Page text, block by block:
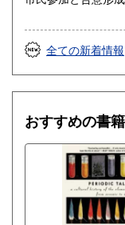
哲学宗教、歴史、
文、外国書、サブカ
全ての新着情報
おすすめの書籍